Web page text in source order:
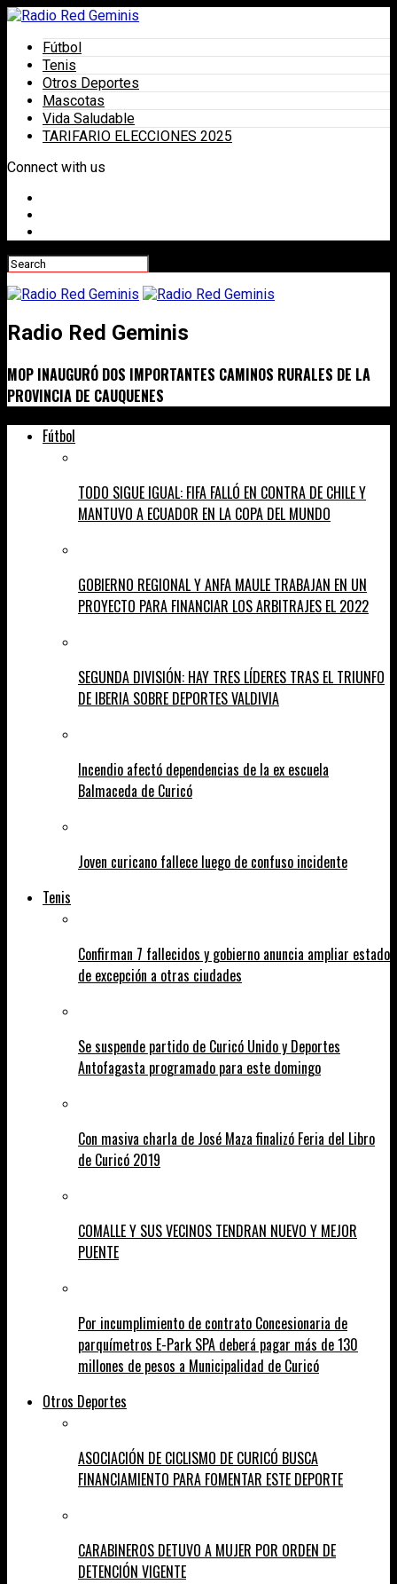
Fútbol
Tenis
Otros Deportes
Mascotas
Vida Saludable
TARIFARIO ELECCIONES 2025
Connect with us
Radio Red Geminis
MOP INAUGURÓ DOS IMPORTANTES CAMINOS RURALES DE LA
PROVINCIA DE CAUQUENES
Fútbol
TODO SIGUE IGUAL: FIFA FALLÓ EN CONTRA DE CHILE Y
MANTUVO A ECUADOR EN LA COPA DEL MUNDO
GOBIERNO REGIONAL Y ANFA MAULE TRABAJAN EN UN
PROYECTO PARA FINANCIAR LOS ARBITRAJES EL 2022
SEGUNDA DIVISIÓN: HAY TRES LÍDERES TRAS EL TRIUNFO
DE IBERIA SOBRE DEPORTES VALDIVIA
Incendio afectó dependencias de la ex escuela
Balmaceda de Curicó
Joven curicano fallece luego de confuso incidente
Tenis
Confirman 7 fallecidos y gobierno anuncia ampliar estado
de excepción a otras ciudades
Se suspende partido de Curicó Unido y Deportes
Antofagasta programado para este domingo
Con masiva charla de José Maza finalizó Feria del Libro
de Curicó 2019
COMALLE Y SUS VECINOS TENDRAN NUEVO Y MEJOR
PUENTE
Por incumplimiento de contrato Concesionaria de
parquímetros E-Park SPA deberá pagar más de 130
millones de pesos a Municipalidad de Curicó
Otros Deportes
ASOCIACIÓN DE CICLISMO DE CURICÓ BUSCA
FINANCIAMIENTO PARA FOMENTAR ESTE DEPORTE
CARABINEROS DETUVO A MUJER POR ORDEN DE
DETENCIÓN VIGENTE